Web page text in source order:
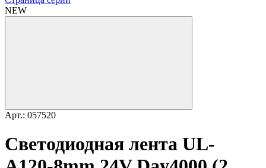
NEW
Арт.: 057520
Светодиодная лента UL-